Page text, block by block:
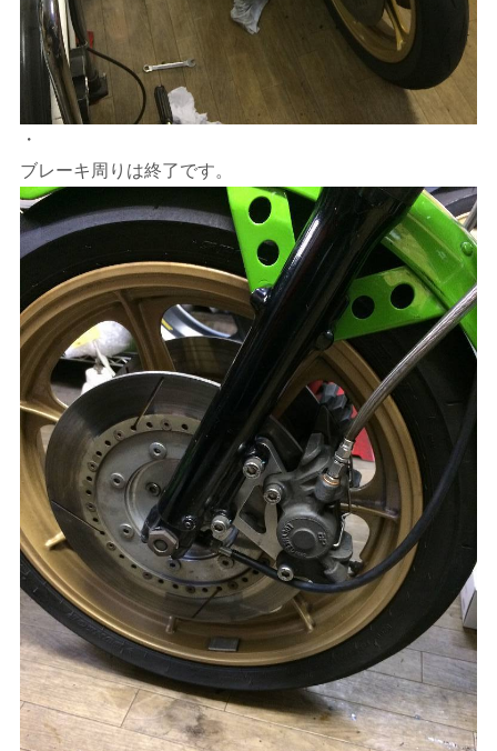
・
ブレーキ周りは終了です。